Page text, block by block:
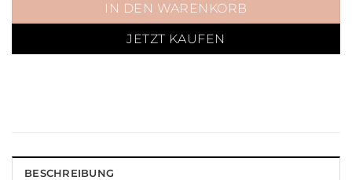
IN DEN WARENKORB
JETZT KAUFEN
BESCHREIBUNG